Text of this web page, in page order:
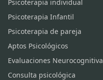
Psicoterapia individual
Psicoterapia Infantil
Psicoterapia de pareja
Aptos Psicológicos
Evaluaciones Neurocognitiva
Consulta psicológica